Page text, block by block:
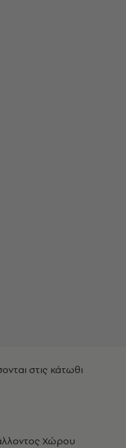
στις κάτωθι
Χώρου